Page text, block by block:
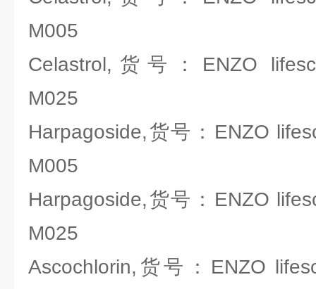
M005
Celastrol,货号：ENZO
M025
Harpagoside,货号：ENZO
M005
Harpagoside,货号：ENZO
M025
Ascochlorin,货号：ENZO